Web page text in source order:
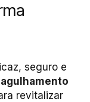
seguro e
revitalizar